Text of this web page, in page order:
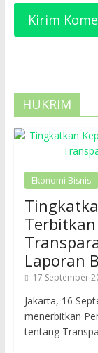
HUKRIM
Ekonomi Bisnis
Laporan
17 September
Jakarta, 16
menerbitkan
tentang